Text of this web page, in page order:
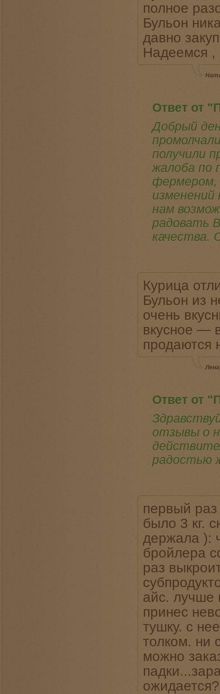
полное
Бульон
давно
Надеемся ,
Ответ от
Добрый
получили
жалоба по
фермером,
нам
радовать
качества.
Курица
Бульон из
очень
вкусное —
продаются
Ответ от
отзывы о
радостью
первый раз
было 3 кг.
держала ):
бройлера
раз
айс. лучше
принес
тушку. с
толком. ни
можно
ожидается?